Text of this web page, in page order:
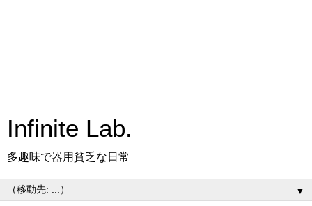
Infinite Lab.
多趣味で器用貧乏な日常
▼